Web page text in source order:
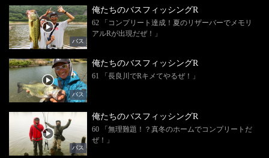
バス
俺たちのバスフィッシングR
62 「コンプリート達成！夏のリザーバーでメモリ
アルRが出現だぜ！」
バス
俺たちのバスフィッシングR
61 「長良川でRキメてやるぜ！」
バス
俺たちのバスフィッシングR
60 「無理難題！？真冬のホームでコンプリートだ
ぜ！」